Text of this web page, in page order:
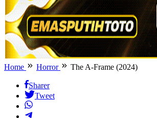
Home Horror The A-Frame (2024)
Sharer
Tweet